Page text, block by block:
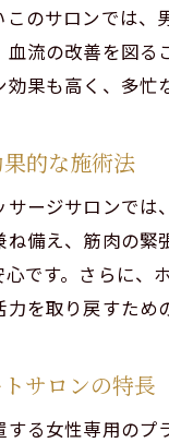
のサロンでは
流の改善を図
果も高く、多忙
的な施術法
ージサロンで
備え、筋肉の
です。さらに
を取り戻すため
サロンの特長
る女性専用の